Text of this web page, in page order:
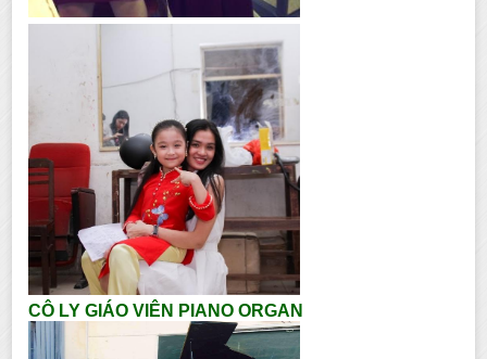
CÔ LY GIÁO VIÊN PIANO ORGAN